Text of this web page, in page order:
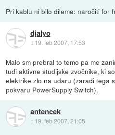
Pri kablu ni bilo dileme: naročiti for
djalyo
:: 19. feb 2007, 17:53
Malo sm prebral to temo pa me
tudi aktivne studijske zvočnike, ki
elektrike zlo na udaru (zaradi tega
pokvaru PowerSupply Switch).
antencek
:: 19. feb 2007, 21:05